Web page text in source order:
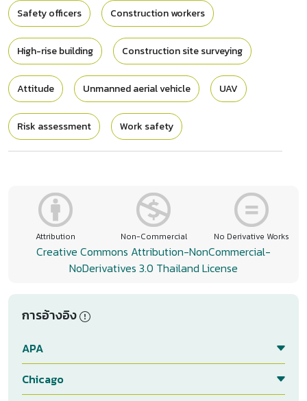
Safety officers Construction workers
High-rise building Construction site surveying
Attitude Unmanned aerial vehicle UAV
Risk assessment Work safety
Attribution Non-Commercial No Derivative Works
Creative Commons Attribution-NonCommercial-
NoDerivatives 3.0 Thailand License
การอ้างอิง
APA
Chicago